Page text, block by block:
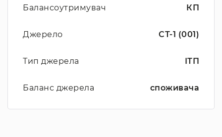
Балансоутримувач КП
Джерело СТ-1 (001)
Тип джерела ІТП
Баланс джерела споживача